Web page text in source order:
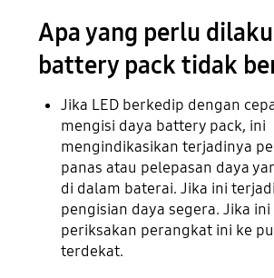
Apa yang perlu
battery pack tidak
Jika LED berkedip dengan
mengisi daya battery pack, ini
mengindikasikan terjadinya
panas atau pelepasan daya
di dalam baterai. Jika ini
pengisian daya segera. Jika
periksakan perangkat ini ke
terdekat.